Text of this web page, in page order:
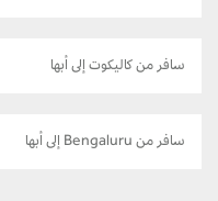
سافر من كاليكوت إلى أبها
سافر من Bengaluru إلى أبها